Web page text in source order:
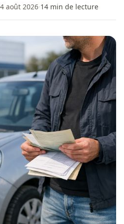
août 2026·14 min de lecture